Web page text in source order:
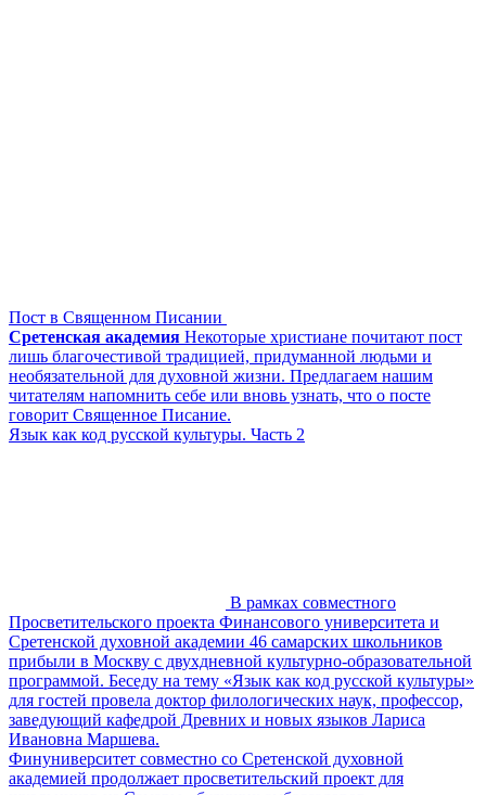
Пост в Священном Писании
Сретенская академия Некоторые христиане почитают пост
лишь благочестивой традицией, придуманной людьми и
необязательной для духовной жизни. Предлагаем нашим
читателям напомнить себе или вновь узнать, что о посте
говорит Священное Писание.
Язык как код русской культуры. Часть 2
В рамках совместного
Просветительского проекта Финансового университета и
Сретенской духовной академии 46 самарских школьников
прибыли в Москву с двухдневной культурно-образовательной
программой. Беседу на тему «Язык как код русской культуры»
для гостей провела доктор филологических наук, профессор,
заведующий кафедрой Древних и новых языков Лариса
Ивановна Маршева.
Финуниверситет совместно со Сретенской духовной
академией продолжает просветительский проект для